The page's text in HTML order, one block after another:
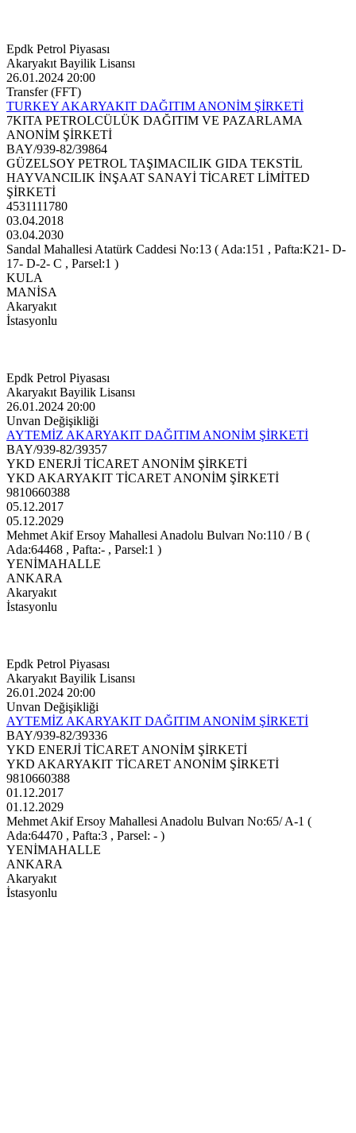
Epdk Petrol Piyasası
Akaryakıt Bayilik Lisansı
26.01.2024 20:00
Transfer (FFT)
TURKEY AKARYAKIT DAĞITIM ANONİM ŞİRKETİ
7KITA PETROLCÜLÜK DAĞITIM VE PAZARLAMA
ANONİM ŞİRKETİ
BAY/939-82/39864
GÜZELSOY PETROL TAŞIMACILIK GIDA TEKSTİL
HAYVANCILIK İNŞAAT SANAYİ TİCARET LİMİTED
ŞİRKETİ
4531111780
03.04.2018
03.04.2030
Sandal Mahallesi Atatürk Caddesi No:13 ( Ada:151 , Pafta:K21- D-
17- D-2- C , Parsel:1 )
KULA
MANİSA
Akaryakıt
İstasyonlu
Epdk Petrol Piyasası
Akaryakıt Bayilik Lisansı
26.01.2024 20:00
Unvan Değişikliği
AYTEMİZ AKARYAKIT DAĞITIM ANONİM ŞİRKETİ
BAY/939-82/39357
YKD ENERJİ TİCARET ANONİM ŞİRKETİ
YKD AKARYAKIT TİCARET ANONİM ŞİRKETİ
9810660388
05.12.2017
05.12.2029
Mehmet Akif Ersoy Mahallesi Anadolu Bulvarı No:110 / B (
Ada:64468 , Pafta:- , Parsel:1 )
YENİMAHALLE
ANKARA
Akaryakıt
İstasyonlu
Epdk Petrol Piyasası
Akaryakıt Bayilik Lisansı
26.01.2024 20:00
Unvan Değişikliği
AYTEMİZ AKARYAKIT DAĞITIM ANONİM ŞİRKETİ
BAY/939-82/39336
YKD ENERJİ TİCARET ANONİM ŞİRKETİ
YKD AKARYAKIT TİCARET ANONİM ŞİRKETİ
9810660388
01.12.2017
01.12.2029
Mehmet Akif Ersoy Mahallesi Anadolu Bulvarı No:65/ A-1 (
Ada:64470 , Pafta:3 , Parsel: - )
YENİMAHALLE
ANKARA
Akaryakıt
İstasyonlu